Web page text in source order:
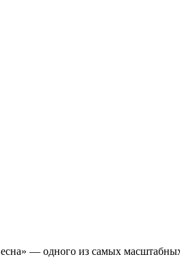
— одного из самых